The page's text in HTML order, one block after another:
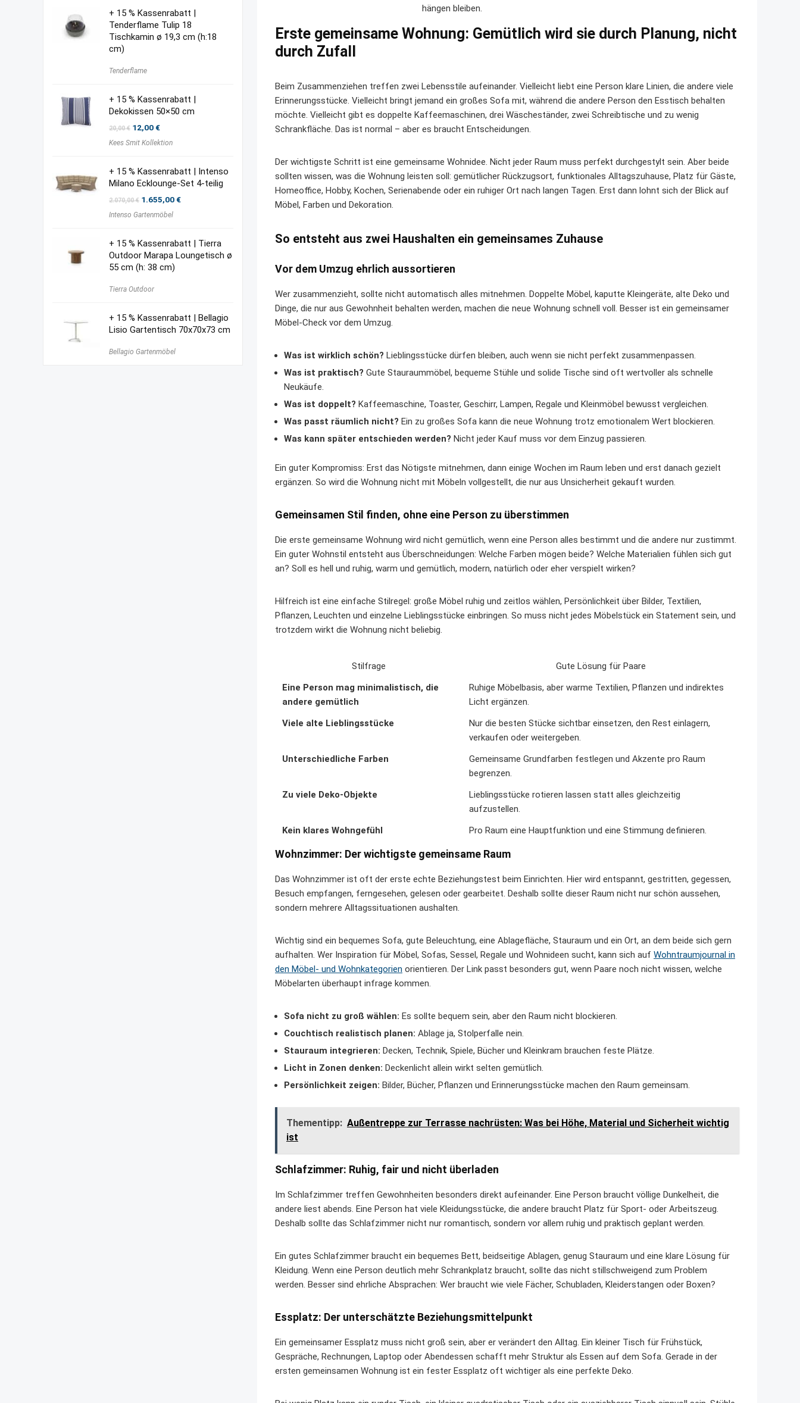
hängen bleiben.
Erste gemeinsame Wohnung: Gemütlich wird sie durch Planung, nicht
durch Zufall
Beim Zusammenziehen treffen zwei Lebensstile aufeinander. Vielleicht liebt eine Person klare Linien, die andere viele
Erinnerungsstücke. Vielleicht bringt jemand ein großes Sofa mit, während die andere Person den Esstisch behalten
möchte. Vielleicht gibt es doppelte Kaffeemaschinen, drei Wäscheständer, zwei Schreibtische und zu wenig
Schrankfläche. Das ist normal – aber es braucht Entscheidungen.
Der wichtigste Schritt ist eine gemeinsame Wohnidee. Nicht jeder Raum muss perfekt durchgestylt sein. Aber beide
sollten wissen, was die Wohnung leisten soll: gemütlicher Rückzugsort, funktionales Alltagszuhause, Platz für Gäste,
Homeoffice, Hobby, Kochen, Serienabende oder ein ruhiger Ort nach langen Tagen. Erst dann lohnt sich der Blick auf
Möbel, Farben und Dekoration.
So entsteht aus zwei Haushalten ein gemeinsames Zuhause
Vor dem Umzug ehrlich aussortieren
Wer zusammenzieht, sollte nicht automatisch alles mitnehmen. Doppelte Möbel, kaputte Kleingeräte, alte Deko und
Dinge, die nur aus Gewohnheit behalten werden, machen die neue Wohnung schnell voll. Besser ist ein gemeinsamer
Möbel-Check vor dem Umzug.
Was ist wirklich schön? Lieblingsstücke dürfen bleiben, auch wenn sie nicht perfekt zusammenpassen.
Was ist praktisch? Gute Stauraummöbel, bequeme Stühle und solide Tische sind oft wertvoller als schnelle
Neukäufe.
Was ist doppelt? Kaffeemaschine, Toaster, Geschirr, Lampen, Regale und Kleinmöbel bewusst vergleichen.
Was passt räumlich nicht? Ein zu großes Sofa kann die neue Wohnung trotz emotionalem Wert blockieren.
Was kann später entschieden werden? Nicht jeder Kauf muss vor dem Einzug passieren.
Ein guter Kompromiss: Erst das Nötigste mitnehmen, dann einige Wochen im Raum leben und erst danach gezielt
ergänzen. So wird die Wohnung nicht mit Möbeln vollgestellt, die nur aus Unsicherheit gekauft wurden.
Gemeinsamen Stil finden, ohne eine Person zu überstimmen
Die erste gemeinsame Wohnung wird nicht gemütlich, wenn eine Person alles bestimmt und die andere nur zustimmt.
Ein guter Wohnstil entsteht aus Überschneidungen: Welche Farben mögen beide? Welche Materialien fühlen sich gut
an? Soll es hell und ruhig, warm und gemütlich, modern, natürlich oder eher verspielt wirken?
Hilfreich ist eine einfache Stilregel: große Möbel ruhig und zeitlos wählen, Persönlichkeit über Bilder, Textilien,
Pflanzen, Leuchten und einzelne Lieblingsstücke einbringen. So muss nicht jedes Möbelstück ein Statement sein, und
trotzdem wirkt die Wohnung nicht beliebig.
Stilfrage
Gute Lösung für Paare
Eine Person mag minimalistisch, die
andere gemütlich
Ruhige Möbelbasis, aber warme Textilien, Pflanzen und indirektes
Licht ergänzen.
Viele alte Lieblingsstücke
Nur die besten Stücke sichtbar einsetzen, den Rest einlagern,
verkaufen oder weitergeben.
Unterschiedliche Farben
Gemeinsame Grundfarben festlegen und Akzente pro Raum
begrenzen.
Zu viele Deko-Objekte
Lieblingsstücke rotieren lassen statt alles gleichzeitig
aufzustellen.
Kein klares Wohngefühl
Pro Raum eine Hauptfunktion und eine Stimmung definieren.
Wohnzimmer: Der wichtigste gemeinsame Raum
Das Wohnzimmer ist oft der erste echte Beziehungstest beim Einrichten. Hier wird entspannt, gestritten, gegessen,
Besuch empfangen, ferngesehen, gelesen oder gearbeitet. Deshalb sollte dieser Raum nicht nur schön aussehen,
sondern mehrere Alltagssituationen aushalten.
Wichtig sind ein bequemes Sofa, gute Beleuchtung, eine Ablagefläche, Stauraum und ein Ort, an dem beide sich gern
aufhalten. Wer Inspiration für Möbel, Sofas, Sessel, Regale und Wohnideen sucht, kann sich auf Wohntraumjournal in
den Möbel- und Wohnkategorien orientieren. Der Link passt besonders gut, wenn Paare noch nicht wissen, welche
Möbelarten überhaupt infrage kommen.
Sofa nicht zu groß wählen: Es sollte bequem sein, aber den Raum nicht blockieren.
Couchtisch realistisch planen: Ablage ja, Stolperfalle nein.
Stauraum integrieren: Decken, Technik, Spiele, Bücher und Kleinkram brauchen feste Plätze.
Licht in Zonen denken: Deckenlicht allein wirkt selten gemütlich.
Persönlichkeit zeigen: Bilder, Bücher, Pflanzen und Erinnerungsstücke machen den Raum gemeinsam.
Thementipp: Außentreppe zur Terrasse nachrüsten: Was bei Höhe, Material und Sicherheit wichtig
ist
Schlafzimmer: Ruhig, fair und nicht überladen
Im Schlafzimmer treffen Gewohnheiten besonders direkt aufeinander. Eine Person braucht völlige Dunkelheit, die
andere liest abends. Eine Person hat viele Kleidungsstücke, die andere braucht Platz für Sport- oder Arbeitszeug.
Deshalb sollte das Schlafzimmer nicht nur romantisch, sondern vor allem ruhig und praktisch geplant werden.
Ein gutes Schlafzimmer braucht ein bequemes Bett, beidseitige Ablagen, genug Stauraum und eine klare Lösung für
Kleidung. Wenn eine Person deutlich mehr Schrankplatz braucht, sollte das nicht stillschweigend zum Problem
werden. Besser sind ehrliche Absprachen: Wer braucht wie viele Fächer, Schubladen, Kleiderstangen oder Boxen?
Essplatz: Der unterschätzte Beziehungsmittelpunkt
Ein gemeinsamer Essplatz muss nicht groß sein, aber er verändert den Alltag. Ein kleiner Tisch für Frühstück,
Gespräche, Rechnungen, Laptop oder Abendessen schafft mehr Struktur als Essen auf dem Sofa. Gerade in der
ersten gemeinsamen Wohnung ist ein fester Essplatz oft wichtiger als eine perfekte Deko.
+ 15 % Kassenrabatt |
Tenderflame Tulip 18
Tischkamin ø 19,3 cm (h:18
cm)
Tenderflame
+ 15 % Kassenrabatt |
Dekokissen 50×50 cm
20,00€ Ursprünglicher
war:
12,00€Aktueller
ist:
Kees Smit Kollektion
+ 15 % Kassenrabatt | Intenso
Milano Ecklounge-Set 4-teilig
2.070,00€ Ursprünglicher
war:
1.655,00€Aktueller
Intenso Gartenmöbel
+ 15 % Kassenrabatt | Tierra
Outdoor Marapa Loungetisch ø
55 cm (h: 38 cm)
Tierra Outdoor
+ 15 % Kassenrabatt | Bellagio
Lisio Gartentisch 70x70x73 cm
Bellagio Gartenmöbel